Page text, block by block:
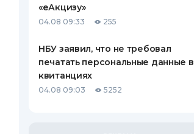
«еАкцизу»
04.08 09:33 255
НБУ заявил, что не требовал
печатать персональные данные в
квитанциях
04.08 09:03 5252